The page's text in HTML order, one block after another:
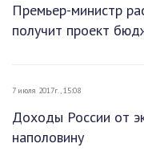
Премьер-министр
получит проект
7 июля 2017г., 15:08
Доходы России от
наполовину